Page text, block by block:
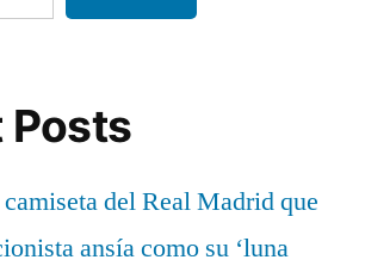
Posts
del Real Madrid que
ansía como su ‘luna